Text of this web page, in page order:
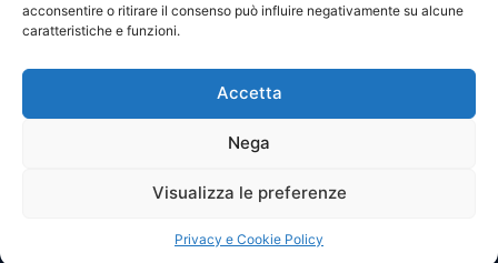
acconsentire o ritirare il consenso può influire negativamente su alcune
caratteristiche e funzioni.
Accetta
Nega
Visualizza le preferenze
Privacy e Cookie Policy
ORARI
Sabato: 8:00 – 12:00